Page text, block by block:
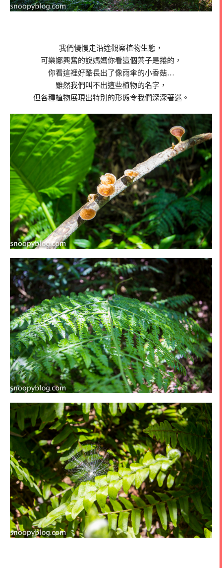
我們慢慢走沿途觀察植物生態，
可樂娜興奮的說媽媽你看這個葉子是捲的，
你看這裡好酷長出了像雨傘的小香菇…
雖然我們叫不出這些植物的名字，
但各種植物展現出特別的形態令我們深深著迷。